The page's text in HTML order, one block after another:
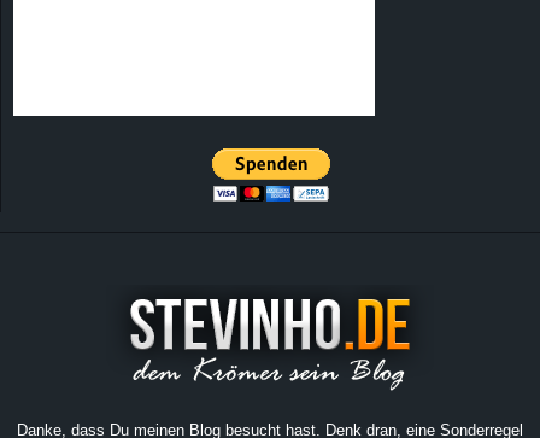
Danke, dass Du meinen Blog besucht hast. Denk dran, eine Sonderregel